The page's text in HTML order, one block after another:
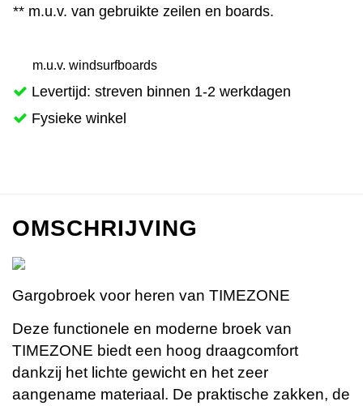
** m.u.v. van gebruikte zeilen en boards.
m.u.v. windsurfboards
Levertijd: streven binnen 1-2 werkdagen
Fysieke winkel
OMSCHRIJVING
Gargobroek voor heren van TIMEZONE
Deze functionele en moderne broek van
TIMEZONE biedt een hoog draagcomfort
dankzij het lichte gewicht en het zeer
aangename materiaal. De praktische zakken, de